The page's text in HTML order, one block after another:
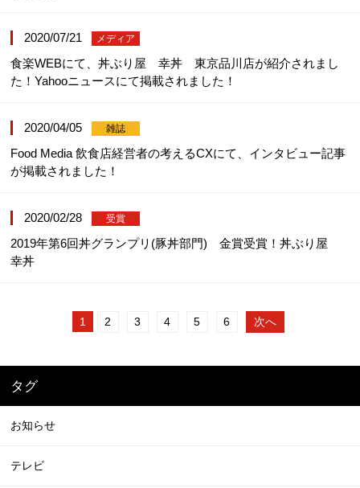
2020/07/21 メディア
食楽WEBにて、丼ぶり屋 幸丼 東京品川店が紹介されまし
た！Yahooニュースにて掲載されました！
2020/04/05 雑誌
Food Media 飲食店経営者の考えるCXにて、インタビュー記事
が掲載されました！
2020/02/28 受賞
2019年第6回丼グランプリ(豚丼部門) 金賞受賞！丼ぶり屋
幸丼
1 2 3 4 5 6 次へ
タグ
お知らせ
テレビ